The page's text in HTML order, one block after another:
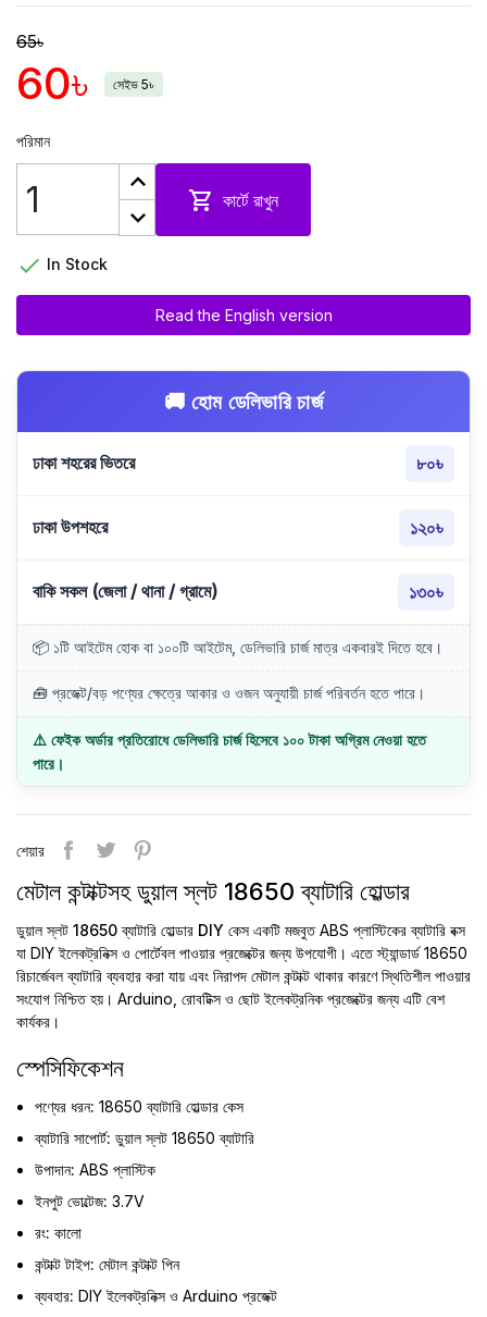
65৳
60৳ সেইভ 5৳
পরিমান
 কার্টে রাখুন
 In Stock
Read the English version
🚚 হোম ডেলিভারি চার্জ
ঢাকা শহরের ভিতরে ৮০৳
ঢাকা উপশহরে ১২০৳
বাকি সকল (জেলা / থানা / গ্রামে) ১৩০৳
📦 ১টি আইটেম হোক বা ১০০টি আইটেম, ডেলিভারি চার্জ মাত্র একবারই দিতে হবে।
🧰 প্রজেক্ট/বড় পণ্যের ক্ষেত্রে আকার ও ওজন অনুযায়ী চার্জ পরিবর্তন হতে পারে।
⚠️ ফেইক অর্ডার প্রতিরোধে ডেলিভারি চার্জ হিসেবে ১০০ টাকা অগ্রিম নেওয়া হতে
পারে।
শেয়ার
মেটাল কন্টাক্টসহ ডুয়াল স্লট 18650 ব্যাটারি হোল্ডার
ডুয়াল স্লট 18650 ব্যাটারি হোল্ডার DIY কেস একটি মজবুত ABS প্লাস্টিকের ব্যাটারি বক্স
যা DIY ইলেকট্রনিক্স ও পোর্টেবল পাওয়ার প্রজেক্টের জন্য উপযোগী। এতে স্ট্যান্ডার্ড 18650
রিচার্জেবল ব্যাটারি ব্যবহার করা যায় এবং নিরাপদ মেটাল কন্টাক্ট থাকার কারণে স্থিতিশীল পাওয়ার
সংযোগ নিশ্চিত হয়। Arduino, রোবটিক্স ও ছোট ইলেকট্রনিক প্রজেক্টের জন্য এটি বেশ
কার্যকর।
স্পেসিফিকেশন
পণ্যের ধরন: 18650 ব্যাটারি হোল্ডার কেস
ব্যাটারি সাপোর্ট: ডুয়াল স্লট 18650 ব্যাটারি
উপাদান: ABS প্লাস্টিক
ইনপুট ভোল্টেজ: 3.7V
রং: কালো
কন্টাক্ট টাইপ: মেটাল কন্টাক্ট পিন
ব্যবহার: DIY ইলেকট্রনিক্স ও Arduino প্রজেক্ট